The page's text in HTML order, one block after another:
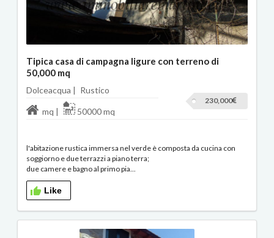
Tipica casa di campagna ligure con terreno di
50,000 mq
Dolceacqua | Rustico
230,000
mq | 50000 mq
l'abitazione rustica immersa nel verde è composta da cucina con
soggiorno e due terrazzi a piano terra;
due camere e bagno al primo pia...
Like